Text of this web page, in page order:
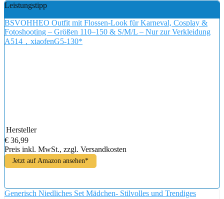
Leistungstipp
BSVOHHEO Outfit mit Flossen-Look für Karneval, Cosplay &
Fotoshooting – Größen 110–150 & S/M/L – Nur zur Verkleidung
A514，xiaofenG5-130*
Hersteller
€ 36,99
Preis inkl. MwSt., zzgl. Versandkosten
Jetzt auf Amazon ansehen*
Generisch Niedliches Set Mädchen- Stilvolles und Trendiges